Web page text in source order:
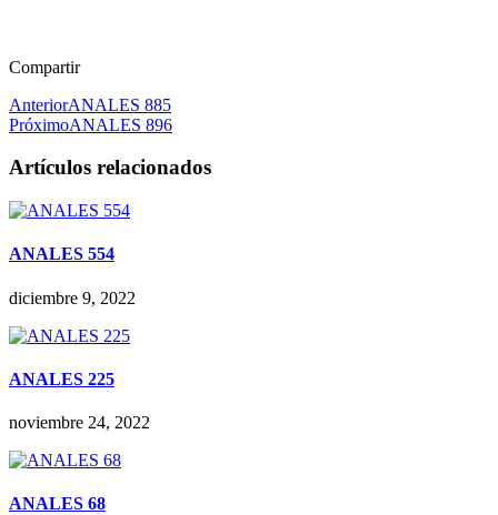
Compartir
AnteriorANALES 885
PróximoANALES 896
Artículos relacionados
ANALES 554
diciembre 9, 2022
ANALES 225
noviembre 24, 2022
ANALES 68